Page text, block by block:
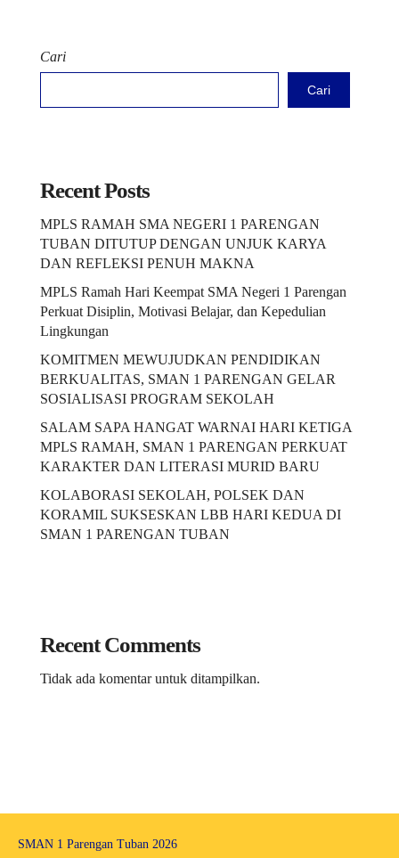
Cari
Cari
Recent Posts
MPLS RAMAH SMA NEGERI 1 PARENGAN
TUBAN DITUTUP DENGAN UNJUK KARYA
DAN REFLEKSI PENUH MAKNA
MPLS Ramah Hari Keempat SMA Negeri 1 Parengan
Perkuat Disiplin, Motivasi Belajar, dan Kepedulian
Lingkungan
KOMITMEN MEWUJUDKAN PENDIDIKAN
BERKUALITAS, SMAN 1 PARENGAN GELAR
SOSIALISASI PROGRAM SEKOLAH
SALAM SAPA HANGAT WARNAI HARI KETIGA
MPLS RAMAH, SMAN 1 PARENGAN PERKUAT
KARAKTER DAN LITERASI MURID BARU
KOLABORASI SEKOLAH, POLSEK DAN
KORAMIL SUKSESKAN LBB HARI KEDUA DI
SMAN 1 PARENGAN TUBAN
Recent Comments
Tidak ada komentar untuk ditampilkan.
SMAN 1 Parengan Tuban 2026